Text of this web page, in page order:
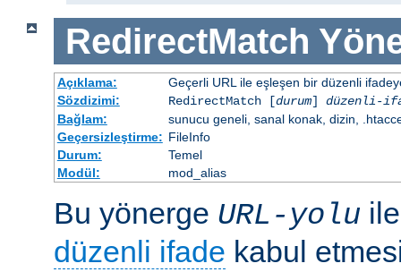
RedirectMatch
Açıklama:
Geçerli URL ile eşleşen bir düzenli
Sözdizimi:
RedirectMatch [durum] düzenli-
Bağlam:
sunucu geneli, sanal konak, dizin,
Geçersizleştirme: FileInfo
Durum:
Temel
Modül:
mod_alias
Bu yönerge URL-yolu
düzenli ifade kabul